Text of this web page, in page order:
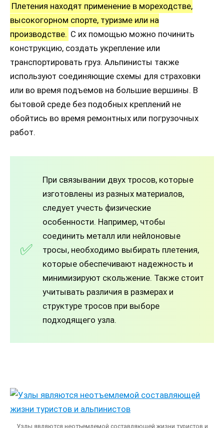
Плетения находят применение в мореходстве,
высокогорном спорте, туризме или на
производстве. С их помощью можно починить
конструкцию, создать укрепление или
транспортировать груз. Альпинисты также
используют соединяющие схемы для страховки
или во время подъемов на большие вершины. В
бытовой среде без подобных креплений не
обойтись во время ремонтных или погрузочных
работ.
При связывании двух тросов, которые
изготовлены из разных материалов,
следует учесть физические
особенности. Например, чтобы
соединить металл или нейлоновые
тросы, необходимо выбирать плетения,
которые обеспечивают надежность и
минимизируют скольжение. Также стоит
учитывать различия в размерах и
структуре тросов при выборе
подходящего узла.
Узлы являются неотъемлемой составляющей жизни туристов и